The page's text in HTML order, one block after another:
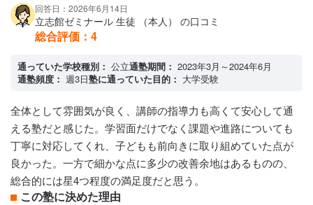
て、その人そのひと合う教え方などしてくれた。
カリキュラムについて
ほど、基礎中心で応用問題は扱わなかった。上のクラスにい
けばいくほど応用などできた。また、1番上のクラス以外は授
ことも可能で、部活とかある人でも通いやすかった
保護者への連絡手段
塾専用アプリ
アクセス・周りの環境
自転車でも車でも行けて行きやすい
回答日：2026年6月14日
立志館ゼミナール 生徒 （本人） の口コミ
総合評価： 4
通っていた学校種別： 公立通塾期間： 2023年3月～2024年6月
通塾頻度： 週3日塾に通っていた目的： 大学受験
全体として雰囲気が良く、講師の指導力も高くて安心して通
える塾だと感じた。学習面だけでなく課題や進路についても
丁寧に対応してくれ、子どもも前向きに取り組めていた点が
良かった。一方で細かな点に多少の改善余地はあるものの、
総合的には星4つ程度の満足度だと思う。
この塾に決めた理由